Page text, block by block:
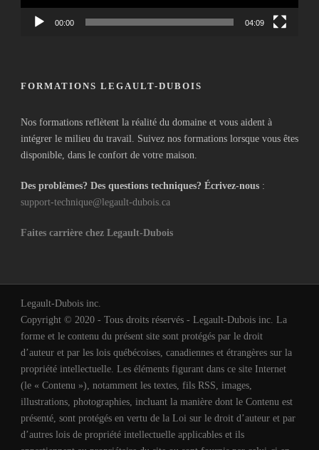
00:00 04:09
FORMATIONS LEGAULT-DUBOIS
Nos formations reflètent la réalité du domaine et vous aident à
intégrer le milieu du travail. Suivez nos formations lorsque vous êtes
disponible, dans le confort de votre maison.
Des problèmes? Des questions techniques? Écrivez-nous :
support-technique@legault-dubois.ca
Faites carrière chez Legault-Dubois
Legault-Dubois inc.
Copyright © 2020 - Tous droits réservés - Legault-Dubois inc. La
forme et le contenu du présent site sont protégés par le droit
d’auteur et par les lois québécoises, canadiennes et étrangères sur la
propriété intellectuelle. Les éléments figurant dans ce site Internet
(le « Contenu »), notamment les textes, fils RSS, images,
illustrations, photographies, incluant la manière dont le Contenu est
présenté, sont protégés en vertu de la Loi sur le droit d’auteur et par
d’autres lois de propriété intellectuelle applicables et ils